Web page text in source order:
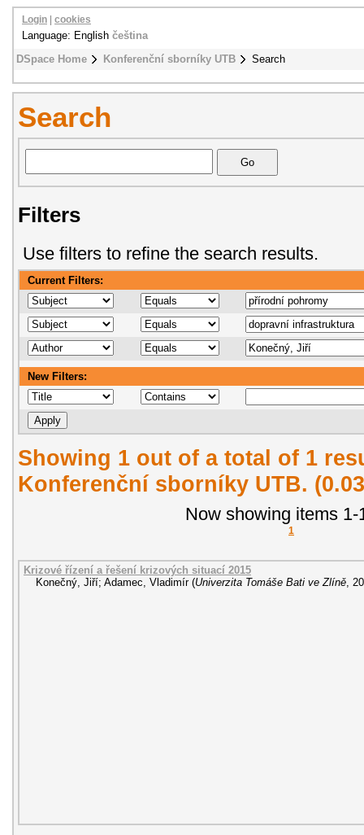
DSpace Home Konferenční sborníky UTB Search
Login cookies
Language: English čeština
Search
Filters
Use filters to refine the search results.
Current Filters:
New Filters:
Showing 1 out of a total of 1
Konferenční sborníky UTB.
Now showing items 1-
1
Krizové řízení a řešení krizových situací 2015
Konečný, Jiří; Adamec, Vladimír (Univerzita Tomáše Bati ve Zlíně,